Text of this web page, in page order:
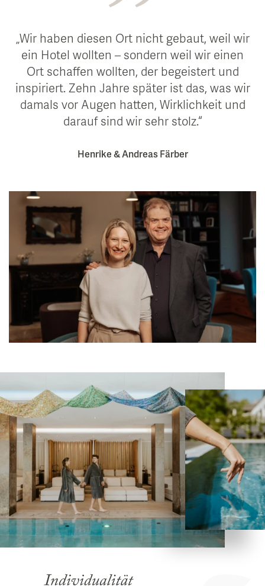
Wir haben diesen Ort nicht gebaut, weil wir
ein Hotel wollten – sondern weil wir einen
Ort schaffen wollten, der begeistert und
inspiriert. Zehn Jahre später ist das, was wir
damals vor Augen hatten, Wirklichkeit und
darauf sind wir sehr stolz.
Henrike & Andreas Färber